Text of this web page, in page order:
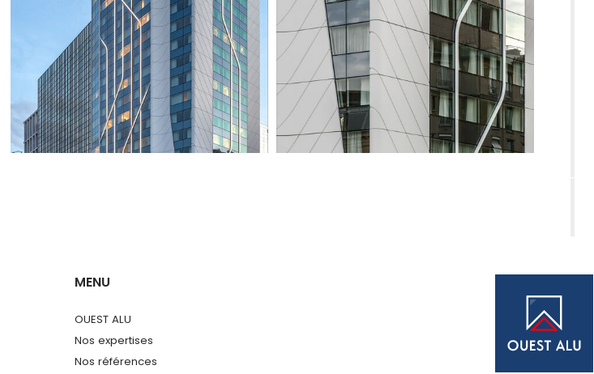
MENU
OUEST ALU
Nos expertises
Nos références